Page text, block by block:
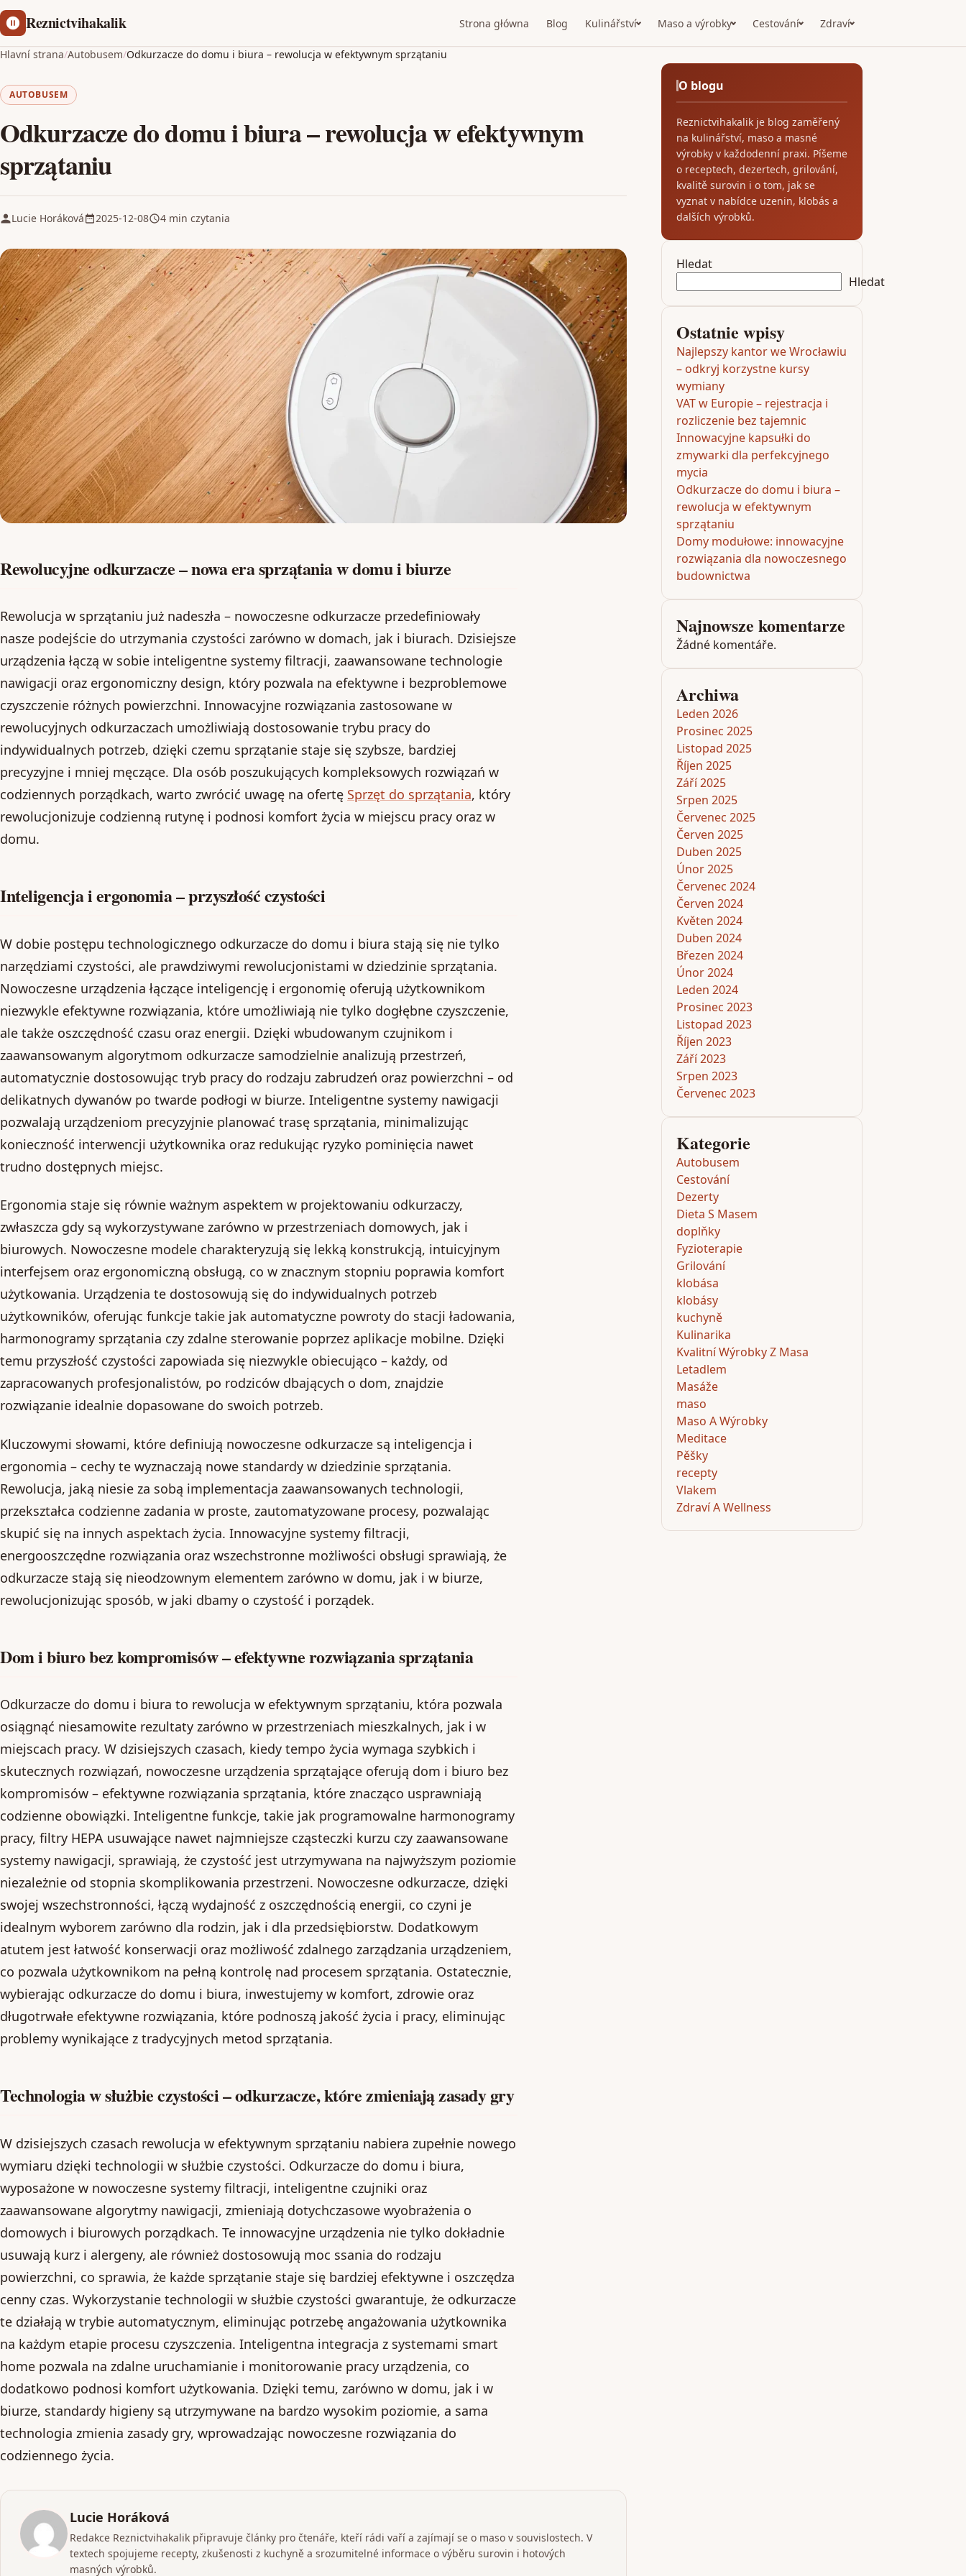
Reznictvihakalik Strona główna Blog Kulinářství Maso a výrobky Cestování Zdraví
Hlavní strana/Autobusem/Odkurzacze do domu i biura – rewolucja w efektywnym sprzątaniu
AUTOBUSEM
Odkurzacze do domu i biura – rewolucja w efektywnym
sprzątaniu
Lucie Horáková 2025-12-08 4 min czytania
Rewolucyjne odkurzacze – nowa era sprzątania w domu i biurze
Rewolucja w sprzątaniu już nadeszła – nowoczesne odkurzacze przedefiniowały
nasze podejście do utrzymania czystości zarówno w domach, jak i biurach. Dzisiejsze
urządzenia łączą w sobie inteligentne systemy filtracji, zaawansowane technologie
nawigacji oraz ergonomiczny design, który pozwala na efektywne i bezproblemowe
czyszczenie różnych powierzchni. Innowacyjne rozwiązania zastosowane w
rewolucyjnych odkurzaczach umożliwiają dostosowanie trybu pracy do
indywidualnych potrzeb, dzięki czemu sprzątanie staje się szybsze, bardziej
precyzyjne i mniej męczące. Dla osób poszukujących kompleksowych rozwiązań w
codziennych porządkach, warto zwrócić uwagę na ofertę Sprzęt do sprzątania, który
rewolucjonizuje codzienną rutynę i podnosi komfort życia w miejscu pracy oraz w
domu.
Inteligencja i ergonomia – przyszłość czystości
W dobie postępu technologicznego odkurzacze do domu i biura stają się nie tylko
narzędziami czystości, ale prawdziwymi rewolucjonistami w dziedzinie sprzątania.
Nowoczesne urządzenia łączące inteligencję i ergonomię oferują użytkownikom
niezwykle efektywne rozwiązania, które umożliwiają nie tylko dogłębne czyszczenie,
ale także oszczędność czasu oraz energii. Dzięki wbudowanym czujnikom i
zaawansowanym algorytmom odkurzacze samodzielnie analizują przestrzeń,
automatycznie dostosowując tryb pracy do rodzaju zabrudzeń oraz powierzchni – od
delikatnych dywanów po twarde podłogi w biurze. Inteligentne systemy nawigacji
pozwalają urządzeniom precyzyjnie planować trasę sprzątania, minimalizując
konieczność interwencji użytkownika oraz redukując ryzyko pominięcia nawet
trudno dostępnych miejsc.
Ergonomia staje się równie ważnym aspektem w projektowaniu odkurzaczy,
zwłaszcza gdy są wykorzystywane zarówno w przestrzeniach domowych, jak i
biurowych. Nowoczesne modele charakteryzują się lekką konstrukcją, intuicyjnym
interfejsem oraz ergonomiczną obsługą, co w znacznym stopniu poprawia komfort
użytkowania. Urządzenia te dostosowują się do indywidualnych potrzeb
użytkowników, oferując funkcje takie jak automatyczne powroty do stacji ładowania,
harmonogramy sprzątania czy zdalne sterowanie poprzez aplikacje mobilne. Dzięki
temu przyszłość czystości zapowiada się niezwykle obiecująco – każdy, od
zapracowanych profesjonalistów, po rodziców dbających o dom, znajdzie
rozwiązanie idealnie dopasowane do swoich potrzeb.
Kluczowymi słowami, które definiują nowoczesne odkurzacze są inteligencja i
ergonomia – cechy te wyznaczają nowe standardy w dziedzinie sprzątania.
Rewolucja, jaką niesie za sobą implementacja zaawansowanych technologii,
przekształca codzienne zadania w proste, zautomatyzowane procesy, pozwalając
skupić się na innych aspektach życia. Innowacyjne systemy filtracji,
energooszczędne rozwiązania oraz wszechstronne możliwości obsługi sprawiają, że
odkurzacze stają się nieodzownym elementem zarówno w domu, jak i w biurze,
rewolucjonizując sposób, w jaki dbamy o czystość i porządek.
Dom i biuro bez kompromisów – efektywne rozwiązania sprzątania
Odkurzacze do domu i biura to rewolucja w efektywnym sprzątaniu, która pozwala
osiągnąć niesamowite rezultaty zarówno w przestrzeniach mieszkalnych, jak i w
miejscach pracy. W dzisiejszych czasach, kiedy tempo życia wymaga szybkich i
skutecznych rozwiązań, nowoczesne urządzenia sprzątające oferują dom i biuro bez
kompromisów – efektywne rozwiązania sprzątania, które znacząco usprawniają
codzienne obowiązki. Inteligentne funkcje, takie jak programowalne harmonogramy
pracy, filtry HEPA usuwające nawet najmniejsze cząsteczki kurzu czy zaawansowane
systemy nawigacji, sprawiają, że czystość jest utrzymywana na najwyższym poziomie
niezależnie od stopnia skomplikowania przestrzeni. Nowoczesne odkurzacze, dzięki
swojej wszechstronności, łączą wydajność z oszczędnością energii, co czyni je
idealnym wyborem zarówno dla rodzin, jak i dla przedsiębiorstw. Dodatkowym
atutem jest łatwość konserwacji oraz możliwość zdalnego zarządzania urządzeniem,
co pozwala użytkownikom na pełną kontrolę nad procesem sprzątania. Ostatecznie,
wybierając odkurzacze do domu i biura, inwestujemy w komfort, zdrowie oraz
długotrwałe efektywne rozwiązania, które podnoszą jakość życia i pracy, eliminując
problemy wynikające z tradycyjnych metod sprzątania.
Technologia w służbie czystości – odkurzacze, które zmieniają zasady gry
W dzisiejszych czasach rewolucja w efektywnym sprzątaniu nabiera zupełnie nowego
wymiaru dzięki technologii w służbie czystości. Odkurzacze do domu i biura,
wyposażone w nowoczesne systemy filtracji, inteligentne czujniki oraz
zaawansowane algorytmy nawigacji, zmieniają dotychczasowe wyobrażenia o
domowych i biurowych porządkach. Te innowacyjne urządzenia nie tylko dokładnie
usuwają kurz i alergeny, ale również dostosowują moc ssania do rodzaju
powierzchni, co sprawia, że każde sprzątanie staje się bardziej efektywne i oszczędza
cenny czas. Wykorzystanie technologii w służbie czystości gwarantuje, że odkurzacze
te działają w trybie automatycznym, eliminując potrzebę angażowania użytkownika
na każdym etapie procesu czyszczenia. Inteligentna integracja z systemami smart
home pozwala na zdalne uruchamianie i monitorowanie pracy urządzenia, co
dodatkowo podnosi komfort użytkowania. Dzięki temu, zarówno w domu, jak i w
biurze, standardy higieny są utrzymywane na bardzo wysokim poziomie, a sama
technologia zmienia zasady gry, wprowadzając nowoczesne rozwiązania do
codziennego życia.
Lucie Horáková
Redakce Reznictvihakalik připravuje články pro čtenáře, kteří rádi vaří a zajímají se o maso v souvislostech. V
textech spojujeme recepty, zkušenosti z kuchyně a srozumitelné informace o výběru surovin i hotových
masných výrobků.
O blogu
Reznictvihakalik je blog zaměřený
na kulinářství, maso a masné
výrobky v každodenní praxi. Píšeme
o receptech, dezertech, grilování,
kvalitě surovin i o tom, jak se
vyznat v nabídce uzenin, klobás a
dalších výrobků.
Hledat
Hledat
Ostatnie wpisy
Najlepszy kantor we Wrocławiu
– odkryj korzystne kursy
wymiany
VAT w Europie – rejestracja i
rozliczenie bez tajemnic
Innowacyjne kapsułki do
zmywarki dla perfekcyjnego
mycia
Odkurzacze do domu i biura –
rewolucja w efektywnym
sprzątaniu
Domy modułowe: innowacyjne
rozwiązania dla nowoczesnego
budownictwa
Najnowsze komentarze
Žádné komentáře.
Archiwa
Leden 2026
Prosinec 2025
Listopad 2025
Říjen 2025
Září 2025
Srpen 2025
Červenec 2025
Červen 2025
Duben 2025
Únor 2025
Červenec 2024
Červen 2024
Květen 2024
Duben 2024
Březen 2024
Únor 2024
Leden 2024
Prosinec 2023
Listopad 2023
Říjen 2023
Září 2023
Srpen 2023
Červenec 2023
Kategorie
Autobusem
Cestování
Dezerty
Dieta S Masem
doplňky
Fyzioterapie
Grilování
klobása
klobásy
kuchyně
Kulinarika
Kvalitní Wýrobky Z Masa
Letadlem
Masáže
maso
Maso A Wýrobky
Meditace
Pěšky
recepty
Vlakem
Zdraví A Wellness